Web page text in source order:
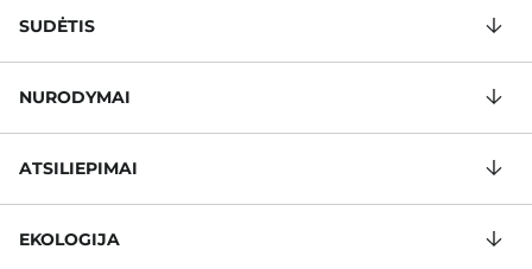
SUDĖTIS
NURODYMAI
ATSILIEPIMAI
EKOLOGIJA